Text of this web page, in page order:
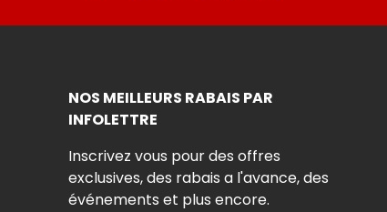
NOS MEILLEURS RABAIS PAR
INFOLETTRE
Inscrivez vous pour des offres
exclusives, des rabais a l'avance, des
événements et plus encore.